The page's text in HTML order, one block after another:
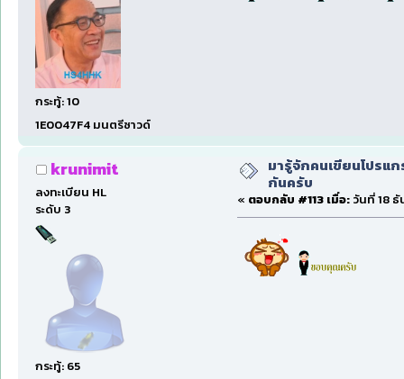
กระทู้: 10
1E0047F4 มนตรีซาวด์
krunimit
ลงทะเบียน HL
ระดับ 3
กระทู้: 65
มารู้จักคนเขียนโปรแก
กันครับ
« ตอบกลับ #113 เมื่อ: วันที่ 18 ธั